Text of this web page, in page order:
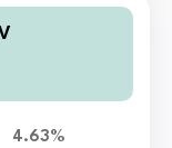
4.63%